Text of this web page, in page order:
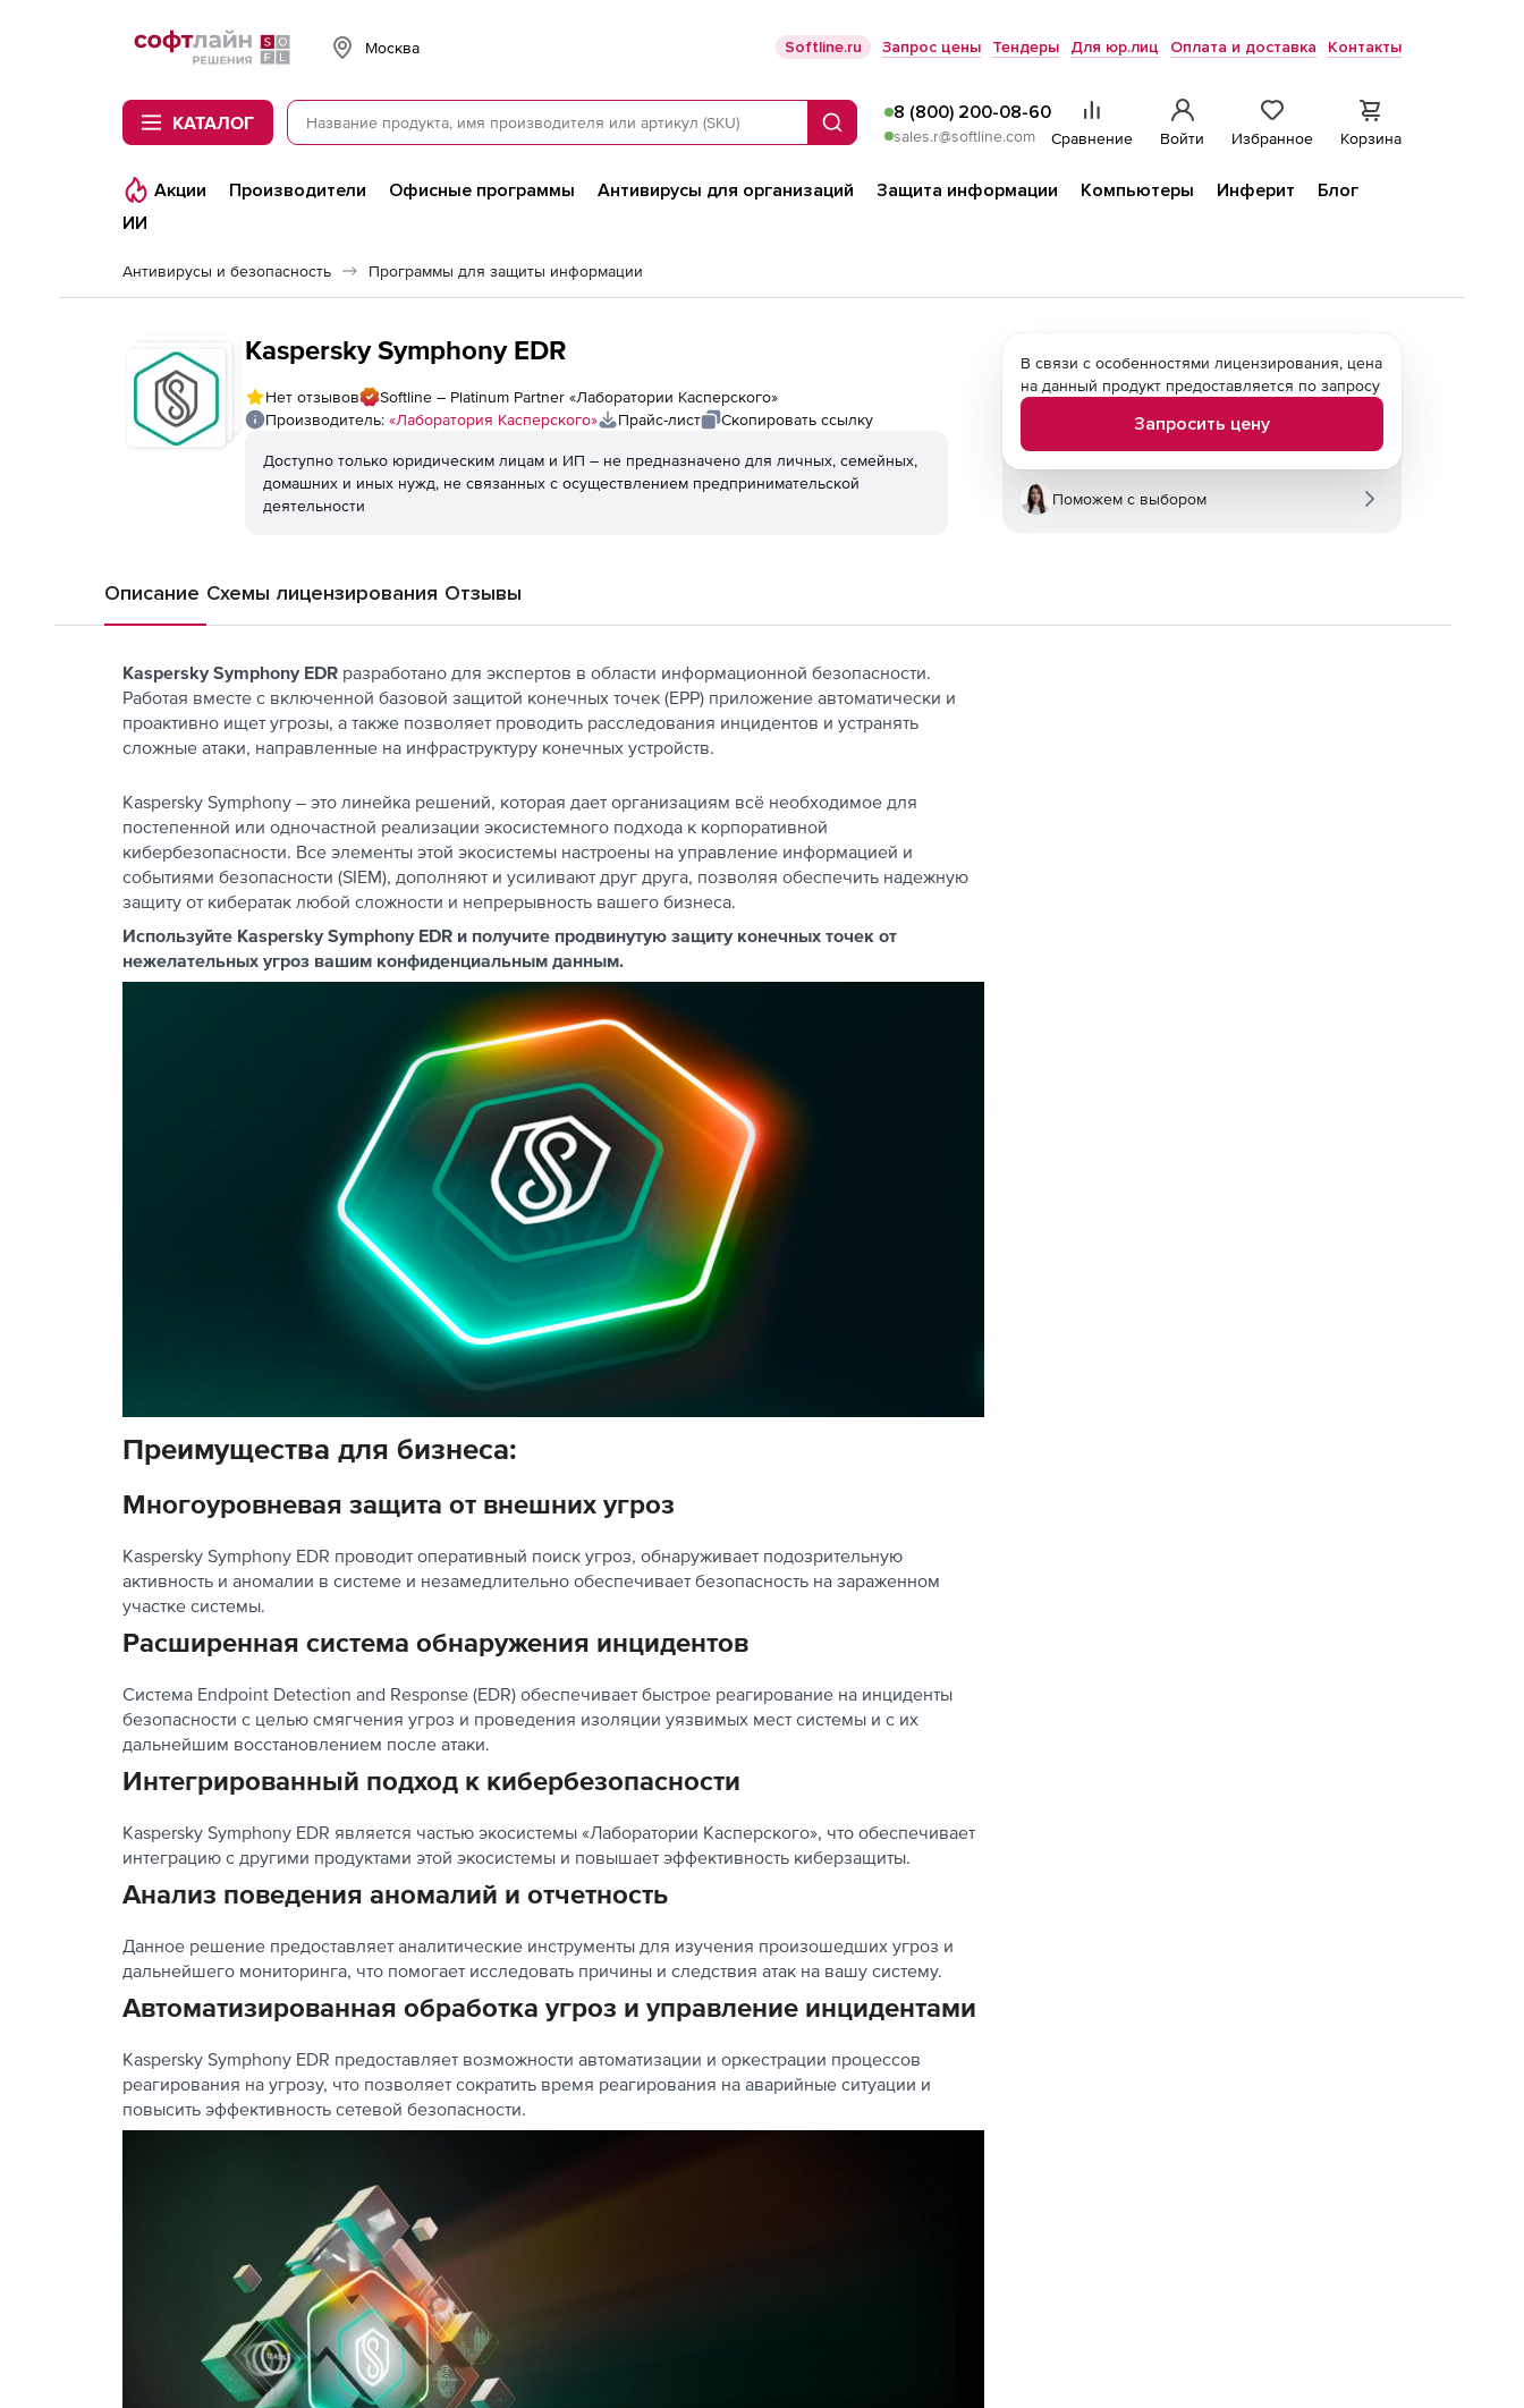
Softline
Москва Softline.ru Запрос цены Тендеры Для юр.лиц Оплата и доставка Контакты
КАТАЛОГ Поиск
8 (800) 200-08-60
sales.r@softline.com Сравнение Войти Избранное Корзина
Акции Производители Офисные программы Антивирусы для организаций Защита информации Компьютеры Инферит
Блог
ИИ
Антивирусы и безопасность Программы для защиты информации
Kaspersky Symphony EDR
Нет отзывов
Softline – Platinum Partner «Лаборатории Касперского»
Производитель: «Лаборатория Касперского» Прайс-лист Скопировать ссылку
Доступно только юридическим лицам и ИП – не предназначено для личных, семейных,
домашних и иных нужд, не связанных с осуществлением предпринимательской
деятельности
В связи с особенностями лицензирования, цена
на данный продукт предоставляется по запросу
Запросить цену
Поможем с выбором
Описание Схемы лицензирования Отзывы
Kaspersky Symphony EDR разработано для экспертов в области информационной безопасности.
Работая вместе с включенной базовой защитой конечных точек (EPP) приложение автоматически и
проактивно ищет угрозы, а также позволяет проводить расследования инцидентов и устранять
сложные атаки, направленные на инфраструктуру конечных устройств.
Kaspersky Symphony – это линейка решений, которая дает организациям всё необходимое для
постепенной или одночастной реализации экосистемного подхода к корпоративной
кибербезопасности. Все элементы этой экосистемы настроены на управление информацией и
событиями безопасности (SIEM), дополняют и усиливают друг друга, позволяя обеспечить надежную
защиту от кибератак любой сложности и непрерывность вашего бизнеса.
Используйте Kaspersky Symphony EDR и получите продвинутую защиту конечных точек от
нежелательных угроз вашим конфиденциальным данным.
Преимущества для бизнеса:
Многоуровневая защита от внешних угроз
Kaspersky Symphony EDR проводит оперативный поиск угроз, обнаруживает подозрительную
активность и аномалии в системе и незамедлительно обеспечивает безопасность на зараженном
участке системы.
Расширенная система обнаружения инцидентов
Система Endpoint Detection and Response (EDR) обеспечивает быстрое реагирование на инциденты
безопасности с целью смягчения угроз и проведения изоляции уязвимых мест системы и с их
дальнейшим восстановлением после атаки.
Интегрированный подход к кибербезопасности
Kaspersky Symphony EDR является частью экосистемы «Лаборатории Касперского», что обеспечивает
интеграцию с другими продуктами этой экосистемы и повышает эффективность киберзащиты.
Анализ поведения аномалий и отчетность
Данное решение предоставляет аналитические инструменты для изучения произошедших угроз и
дальнейшего мониторинга, что помогает исследовать причины и следствия атак на вашу систему.
Автоматизированная обработка угроз и управление инцидентами
Kaspersky Symphony EDR предоставляет возможности автоматизации и оркестрации процессов
реагирования на угрозу, что позволяет сократить время реагирования на аварийные ситуации и
повысить эффективность сетевой безопасности.